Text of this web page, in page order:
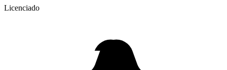
Licenciado